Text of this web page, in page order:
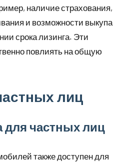
наличие страхования,
и возможности выкупа
срока лизинга. Эти
повлиять на общую
лиц
частных лиц
также доступен для